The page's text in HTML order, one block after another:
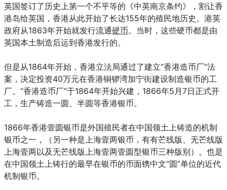
英国签订了历史上第一个不平等的《中英南京条约》，割让香
港岛给英国，香港从此开始了长达155年的殖民地历史。港英
政府从1863年开始就发行流通硬币。当时，这些硬币都是由
英国本土制造后运到香港发行的。
但是从1864年开始，香港立法局通过了建立“香港造币厂”法
案，决定投资40万元在香港铜锣湾加宁街建设制造银币的工
厂。“香港造币厂”于1864年开始兴建，1866年5月7日正式开
工，生产铸造一圆、半圆等香港银币。
1866年香港壹圆银币是外国殖民者在中国领土上铸造的机制
银币之一，（另一种是上海壹两银币，有有芒线版、无芒线版
上海壹两以及无芒线版上海壹两壹圆型银币三种版别）。也是
在中国领土上铸行的最早在银币的币面镌中文“圆”单位的近代
机制银币。